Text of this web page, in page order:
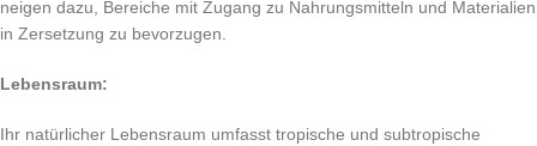
neigen dazu, Bereiche mit Zugang zu Nahrungsmitteln und Materialien
in Zersetzung zu bevorzugen.
Lebensraum:
Ihr natürlicher Lebensraum umfasst tropische und subtropische